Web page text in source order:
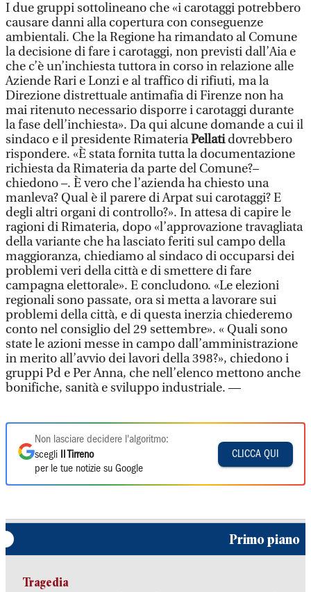
I due gruppi sottolineano che «i carotaggi potrebbero
causare danni alla copertura con conseguenze
ambientali. Che la Regione ha rimandato al Comune
la decisione di fare i carotaggi, non previsti dall’Aia e
che c’è un’inchiesta tuttora in corso in relazione alle
Aziende Rari e Lonzi e al traffico di rifiuti, ma la
Direzione distrettuale antimafia di Firenze non ha
mai ritenuto necessario disporre i carotaggi durante
la fase dell’inchiesta». Da qui alcune domande a cui il
sindaco e il presidente RimateriaPellatidovrebbero
rispondere. «È stata fornita tutta la documentazione
richiesta da Rimateria da parte del Comune?–
chiedono –. È vero che l’azienda ha chiesto una
manleva? Qual è il parere di Arpat sui carotaggi? E
degli altri organi di controllo?». In attesa di capire le
ragioni di Rimateria, dopo «l’approvazione travagliata
della variante che ha lasciato feriti sul campo della
maggioranza, chiediamo al sindaco di occuparsi dei
problemi veri della città e di smettere di fare
campagna elettorale». E concludono. «Le elezioni
regionali sono passate, ora si metta a lavorare sui
problemi della città, e di questa inerzia chiederemo
conto nel consiglio del 29 settembre». « Quali sono
state le azioni messe in campo dall’amministrazione
in merito all’avvio dei lavori della 398?», chiedono i
gruppi Pd e Per Anna, che nell’elenco mettono anche
bonifiche, sanità e sviluppo industriale. —
Non lasciare decidere l'algoritmo:
scegli
Il Tirreno
per le tue notizie su Google
CLICCA QUI
Primo piano
Tragedia